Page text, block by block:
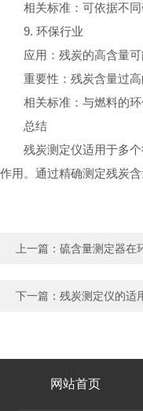
相关标准：可依据不
9. 环保行业
应用：残炭的高含量
重要性：残炭含量过
相关标准：与燃料的
总结
残炭测定仪适用于多
作用。通过精确测定残炭
上一篇： 硫含量测定器在
下一篇： 残炭测定仪的适
网站首页